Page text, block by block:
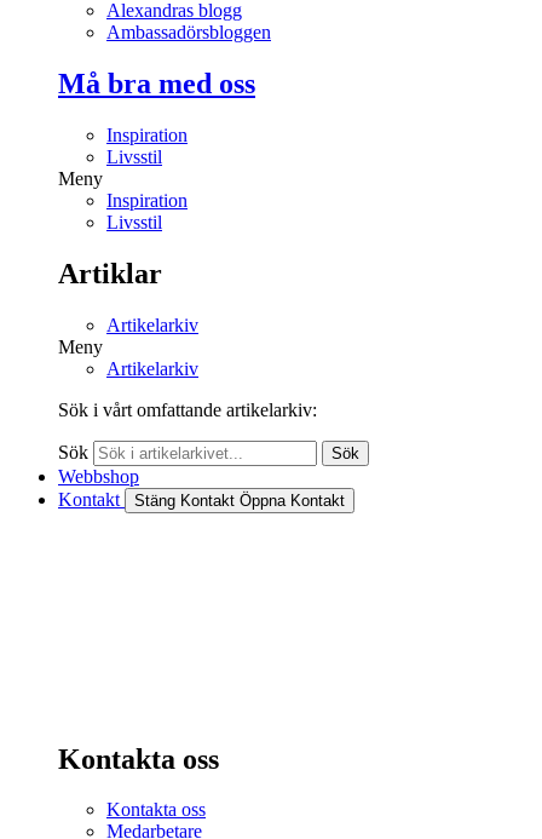
Alexandras blogg
Ambassadörsbloggen
Må bra med oss
Inspiration
Livsstil
Meny
Inspiration
Livsstil
Artiklar
Artikelarkiv
Meny
Artikelarkiv
Sök i vårt omfattande artikelarkiv:
Sök Sök
Webbshop
Kontakt
Stäng Kontakt Öppna Kontakt
Kontakta oss
Kontakta oss
Medarbetare